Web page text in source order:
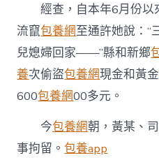
經查，自本年6月份以
流竄包養網至通許她說：“
兒媳婦回家——”縣和新鄉
養次偷盜包養網現金和黃金
600包養網00多元。
今包養網朝，黃某、
事拘留。包養app